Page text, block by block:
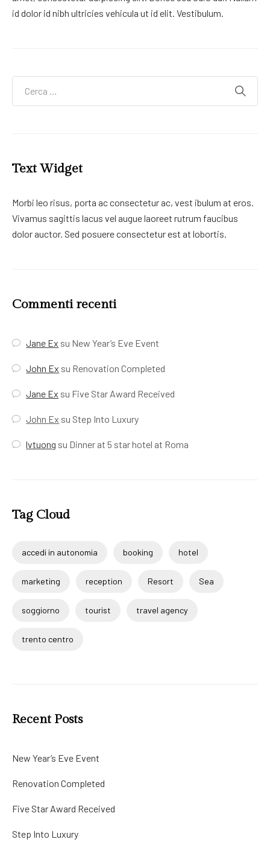
id dolor id nibh ultricies vehicula ut id elit. Vestibulum.
Text Widget
Morbi leo risus, porta ac consectetur ac, vest ibulum at eros.
Vivamus sagittis lacus vel augue laoreet rutrum faucibus
dolor auctor. Sed posuere consectetur est at lobortis.
Commenti recenti
Jane Ex su New Year’s Eve Event
John Ex su Renovation Completed
Jane Ex su Five Star Award Received
John Ex su Step Into Luxury
lvtuong su Dinner at 5 star hotel at Roma
Tag Cloud
accedi in autonomia booking hotel
marketing reception Resort Sea
soggiorno tourist travel agency
trento centro
Recent Posts
New Year’s Eve Event
Renovation Completed
Five Star Award Received
Step Into Luxury